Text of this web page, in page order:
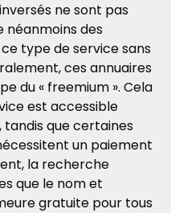
ne sont pas
néanmoins des
type de service sans
ces annuaires
du « freemium ». Cela
est accessible
que certaines
un paiement
la recherche
que le nom et
gratuite pour tous